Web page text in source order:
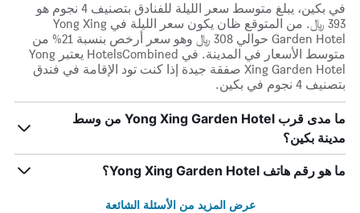
في بكين، يبلغ متوسط ​​سعر الليلة للفنادق بتصنيف 4 نجوم هو
393 ﷼. من المتوقع ظان يكون سعر الليلة في Yong Xing
Garden Hotel حوالي 308 ﷼ وهو سعر أرخص بنسبة 21% من
متوسط الأسعار في المدينة. في HotelsCombined يعتبر Yong
Xing Garden Hotel صفقة جيدة إذا كنت تود الإقامة في فندق
بتصنيف 4 نجوم في بكين.
ما مدى قرب Yong Xing Garden Hotel من وسط
مدينة بكين؟
ما هو رقم هاتف Yong Xing Garden Hotel؟
عرض المزيد من الأسئلة الشائعة